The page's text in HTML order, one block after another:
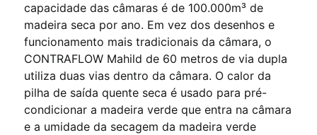
capacidade das câmaras é de 100.000m³ de
madeira seca por ano. Em vez dos desenhos e
funcionamento mais tradicionais da câmara, o
CONTRAFLOW Mahild de 60 metros de via dupla
utiliza duas vias dentro da câmara. O calor da
pilha de saída quente seca é usado para pré-
condicionar a madeira verde que entra na câmara
e a umidade da secagem da madeira verde